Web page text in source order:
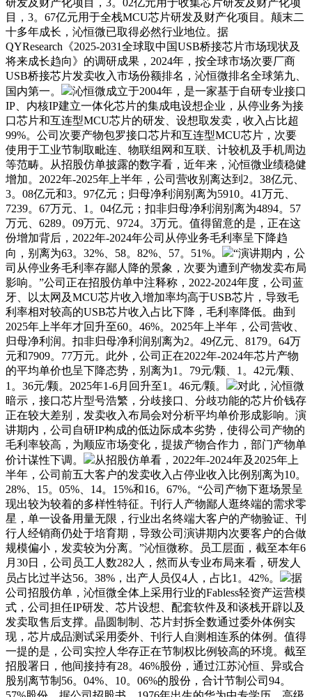
目，3。67亿元用于全栈MCU芯片研发及财产化项目。颠末二
十多年成长，沁恒微已取得必然行业地位。据
QYResearch《2025-2031全球取中国USB桥接芯片市场现状及
将来成长趋向》的调研成果，2024年，按全球市场次要厂商
USB桥接芯片发卖收入市场份额排名，沁恒微排名全球第九、
国内第一。
沁恒微成立于2004年，是一家基于自研专业接口
IP、内核IP建立一体化芯片的集成电设想企业，从停业务为接
口芯片和互连型MCU芯片的研发、设想取发卖，收入占比超
99%。公司次要产物包罗接口芯片和互连型MCU芯片，次要
使用于工业节制取毗连、物联组网和互联、计较机及手机周边
等范畴。从招股仿单披露的数字看，近年来，沁恒微业绩稳健
增加。2022年-2025年上半年，公司营收别离达到2。38亿元、
3。08亿元和3。97亿元；归母净利润别离为5910。41万元、
7239。67万元、1。04亿元；扣非归母净利润别离为4894。57
万元、6289。09万元、9724。3万元。值得留意的是，正在这
份增加背后，2022年-2024年公司从停业务毛利率呈下降趋
向，别离为63。32%、58。82%、57。51%。
“演讲期内，公
司从停业务毛利率存鄙人降的景象，次要为遭到产物发卖布局
影响。”公司正在招股仿单中注释称，2022-2024年度，公司蓝
牙、以太网及MCU芯片收入增加率均高于USB芯片，导致毛
利率相对较高的USB芯片收入占比下降，毛利率降低。曲到
2025年上半年才回升至60。46%。2025年上半年，公司营收、
归母净利润。扣非归母净利润别离为2。49亿元、8179。64万
元和7909。77万元。此外，公司正在2022年-2024年芯片产物
的平均单价也呈下降态势，别离为1。79元/颗、1。42元/颗、
1。36元/颗。2025年1-6月回升至1。46元/颗。
对此，沁恒微
暗示，接口芯片型号浩繁，分歧接口、分歧功能的芯片价钱存
正在较大差别，发卖收入布局会对分析平均单价形成影响。演
讲期内，公司自研IP构成的低边际成本劣势，使得公司产物的
毛利率较高，为顺应市场变化，提拔产物合作力，部门产物单
价计谋性下调。
从招股仿单看，2022年-2024年及2025年上
半年，公司前五大客户的发卖收入占停业收入比例别离为10。
28%、15。05%、14。15%和16。67%。“公司产物下逛场景呈
现出较为较着的多样性特征。刊行人产物鄙人逛终端的需求零
星，单一设备用量无限，行业出名终端大客户的产物验证、刊
行人经销商仍处于培育期，导致公司演讲期内次要客户的合做
规模偏小，发卖较为分离。”沁恒微称。员工层面，截至本年6
月30日，公司员工人数282人，然而从专业布局来看，研发人
员占比过半达56。38%，出产人员仅4人，占比1。42%。
据
公司招股仿单，沁恒微全体上采用行业的Fabless轻资产运营模
式，公司担任IP研发、芯片设想、配套软件及和谈栈开辟以及
发卖取售后支撑。晶圆制制、芯片封拆全数通过委外体例实
现，芯片成品测试采用委外、刊行人自测相连系的体例。值得
一提的是，公司实控人华存正在节制权比例较高的环境。截至
招股署日，他间接持有28。46%股份，通过江苏沁恒、异或合
股别离节制56。04%、10。06%的股份，合计节制公司94。